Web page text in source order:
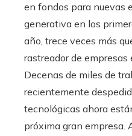
en fondos para nuevas
generativa en los
año, trece veces más
rastreador de
Decenas de miles de
recientemente
tecnológicas ahora
próxima gran empresa.